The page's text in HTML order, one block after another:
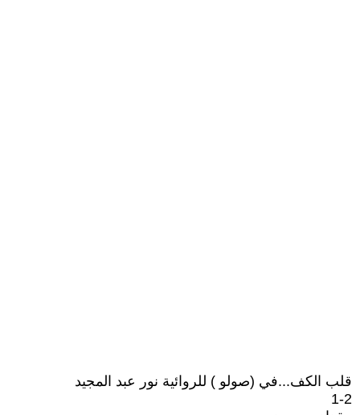
قلب الكف...في (صولو ) للروائية نور عبد المجيد
1-2